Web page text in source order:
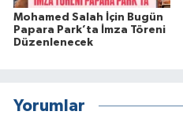
Mohamed Salah İçin Bugün
Papara Park’ta İmza Töreni
Düzenlenecek
Yorumlar